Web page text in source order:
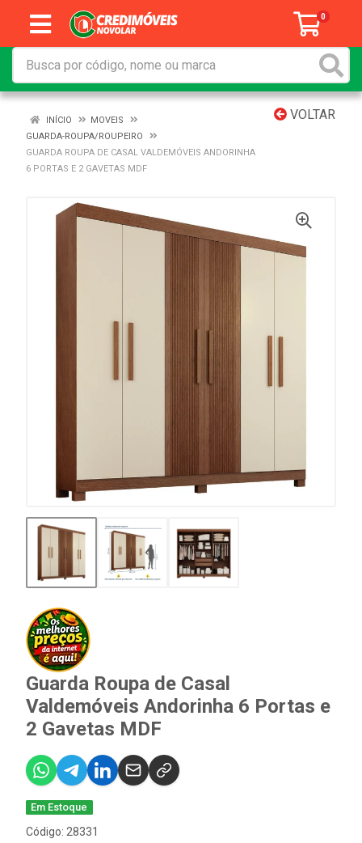
0
VOLTAR
INÍCIO
MOVEIS
GUARDA-ROUPA/ROUPEIRO
GUARDA ROUPA DE CASAL VALDEMÓVEIS ANDORINHA
6 PORTAS E 2 GAVETAS MDF
Guarda Roupa de Casal
Valdemóveis Andorinha 6 Portas e
2 Gavetas MDF
Em Estoque
Código: 28331